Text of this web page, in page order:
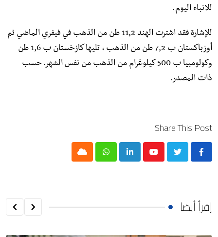
للانباء اليوم.
للإشارة فقد اشترت الهند 11,2 طن من الذهب في فيفري الماضي ثم
أوزباكستان ب 7,2 طن من الذهب ، تليها كازخستان ب 1,6 طن
وكولومبيا ب 500 كيلوغرام من الذهب من نفس الشهر. حسب
ذات المصدر.
Share This Post:
Youtube
LinkedIn
Whatsapp
Cloud
إقرأ أيضا